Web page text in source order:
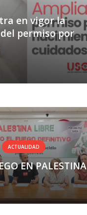
en vigor la
permiso por
ACTUALIDAD
EN PALESTINA